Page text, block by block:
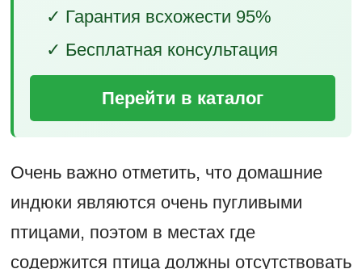
✓ Гарантия всхожести 95%
✓ Бесплатная консультация
Перейти в каталог
Очень важно отметить, что домашние
индюки являются очень пугливыми
птицами, поэтом в местах где
содержится птица должны отсутствовать